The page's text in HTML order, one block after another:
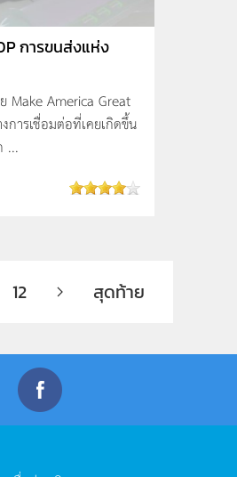
การขนส่งแห่ง
Make America Great
การเชื่อมต่อที่เคยเกิดขึ้น
...
12 สุดท้าย